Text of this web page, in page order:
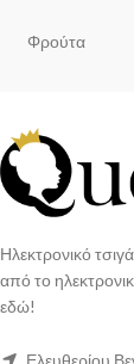
Φρούτα
Ηλεκτρονικό
από το
εδώ!
Ελευθερίου